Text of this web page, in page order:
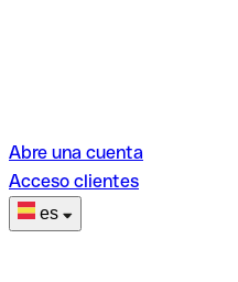
Abre una cuenta
Acceso clientes
es